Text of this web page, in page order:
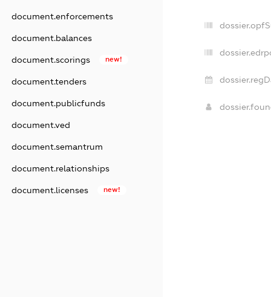
document.enforcements
document.balances
document.scorings new!
document.tenders
document.publicfunds
document.ved
document.semantrum
document.relationships
document.licenses new!